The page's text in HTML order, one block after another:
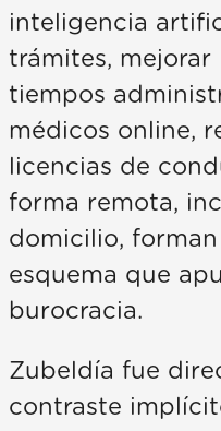
inteligencia
trámites,
tiempos
médicos online,
licencias de
forma remota,
domicilio,
esquema que
burocracia.
Zubeldía fue
contraste